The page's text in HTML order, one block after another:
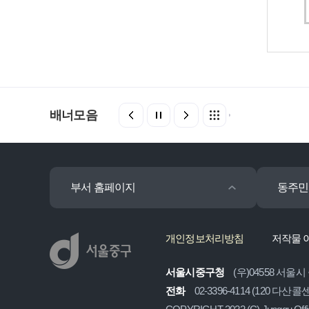
배너모음
부서 홈페이지 동주
개인정보처리방침 저작물
서울시중구청
(우)04558 서울
전화
02-3396-4114 (120 다산콜